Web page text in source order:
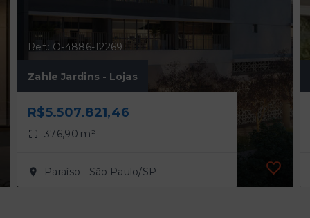
Ref.: O-4886-12269
Zahle Jardins - Lojas
R$5.507.821,46
376,90 m²
Paraíso - São Paulo/SP